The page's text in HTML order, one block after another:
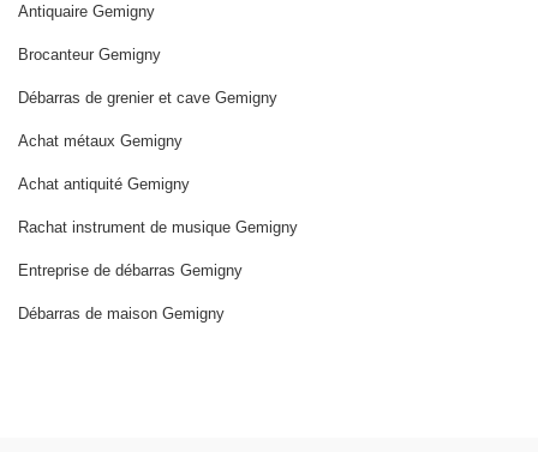
Antiquaire Gemigny
Brocanteur Gemigny
Débarras de grenier et cave Gemigny
Achat métaux Gemigny
Achat antiquité Gemigny
Rachat instrument de musique Gemigny
Entreprise de débarras Gemigny
Débarras de maison Gemigny